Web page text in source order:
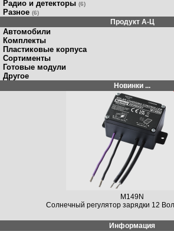
Радио и детекторы (6)
Разное (6)
Продукт A-Ц
Автомобили
Комплекты
Пластиковые корпуса
Сортименты
Готовые модули
Другое
Новинки ...
M149N
Солнечный регулятор зарядки 12
Информация